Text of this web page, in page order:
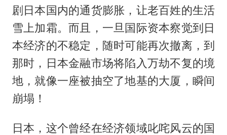
剧日本国内的通货膨胀，让老百姓的生活
雪上加霜。而且，一旦国际资本察觉到日
本经济的不稳定，随时可能再次撤离，到
那时，日本金融市场将陷入万劫不复的境
地，就像一座被抽空了地基的大厦，瞬间
崩塌！
日本，这个曾经在经济领域叱咤风云的国